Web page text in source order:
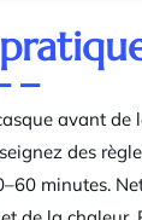
avant de
des
minutes.